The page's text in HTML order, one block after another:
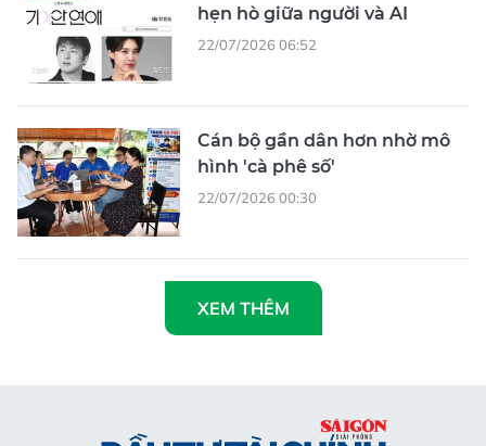
hẹn hò giữa người và AI
22/07/2026 06:52
Cán bộ gần dân hơn nhờ mô
hình 'cà phê số'
22/07/2026 00:30
XEM THÊM